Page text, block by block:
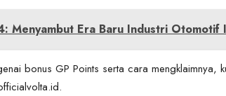
Menyambut Era Baru Industri Otomotif
bonus GP Points serta cara mengklaimnya,